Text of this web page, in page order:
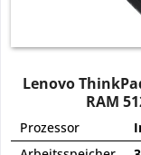
Lenovo
RAM
Prozessor